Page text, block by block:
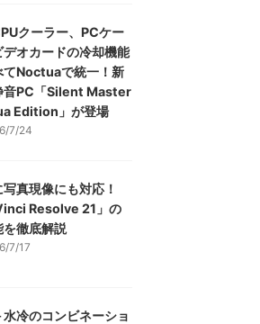
クーラー、PCケー
デオカードの冷却機能
てNoctuaで統一！新
音PC「Silent Master
Edition」が登場
7/24
真現像にも対応！
Resolve 21」の
を徹底解説
7/17
水冷のコンビネーショ